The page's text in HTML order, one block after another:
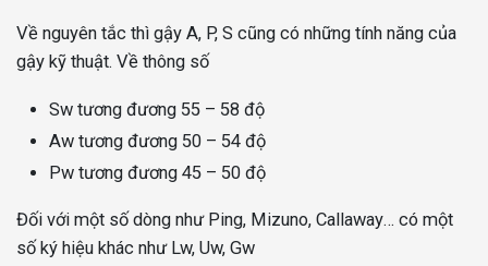
Về nguyên tắc thì gậy A, P, S cũng có những tính năng của
gậy kỹ thuật. Về thông số
Sw tương đương 55 – 58 độ
Aw tương đương 50 – 54 độ
Pw tương đương 45 – 50 độ
Đối với một số dòng như Ping, Mizuno, Callaway… có một
số ký hiệu khác như Lw, Uw, Gw